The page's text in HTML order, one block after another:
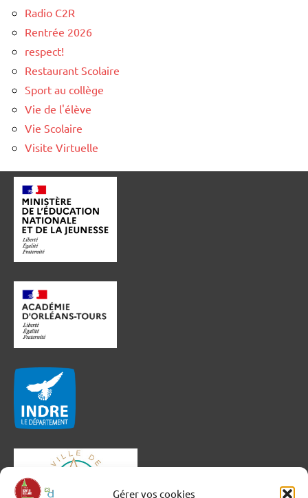
Gérer vos cookies
Radio C2R
Rentrée 2026
respect!
Restaurant Scolaire
Sport au collège
Vie de l'élève
Vie Scolaire
Visite Virtuelle